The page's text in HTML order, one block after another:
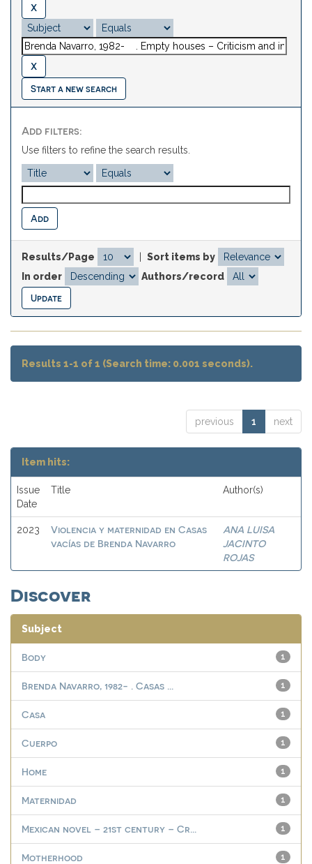
Start a new search
Add filters:
Use filters to refine the search results.
Results/Page
Sort items by
In order
Authors/record
Results 1-1 of 1 (Search time: 0.001 seconds).
previous 1 next
Item hits:
Issue
Date
Title Author(s)
2023
Violencia y maternidad en Casas
vacías de Brenda Navarro
ANA LUISA
JACINTO
ROJAS
Discover
Subject
1
Body
1
Brenda Navarro, 1982- . Casas ...
1
Casa
1
Cuerpo
1
Home
1
Maternidad
1
Mexican novel – 21st century – Cr...
1
Motherhood